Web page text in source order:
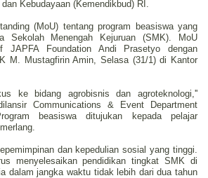
Kebudayaan (Kemendikbud) RI.
(MoU) tentang program beasiswa yang
Sekolah Menengah Kejuruan (SMK). MoU
JAPFA Foundation Andi Prasetyo dengan
M. Mustagfirin Amin, Selasa (31/1) di Kantor
ke bidang agrobisnis dan agroteknologi,''
Communications & Event Department
beasiswa ditujukan kepada pelajar
dan kepedulian sosial yang tinggi.
menyelesaikan pendidikan tingkat SMK di
dalam jangka waktu tidak lebih dari dua tahun